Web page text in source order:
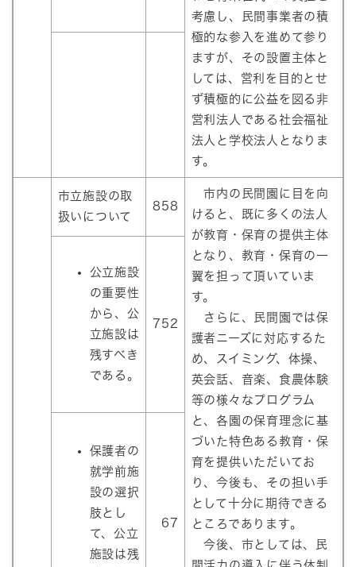
考慮し、民間事業者の積
極的な参入を進めて参り
ますが、その設置主体と
しては、営利を目的とせ
ず積極的に公益を図る非
営利法人である社会福祉
法人と学校法人となりま
す。
市立施設の取
扱いについて
858
市内の民間園に目を向
けると、既に多くの法人
が教育・保育の提供主体
となり、教育・保育の一
翼を担って頂いていま
す。
さらに、民間園では保
護者ニーズに対応するた
め、スイミング、体操、
英会話、音楽、食農体験
等の様々なプログラム
と、各園の保育理念に基
づいた特色ある教育・保
育を提供いただいてお
り、今後も、その担い手
として十分に期待できる
ところであります。
今後、市としては、民
公立施設
の重要性
から、公
立施設は
残すべき
である。
752
保護者の
就学前施
設の選択
肢とし
て、公立
施設は残
67